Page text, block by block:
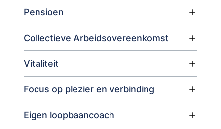
Pensioen
Collectieve Arbeidsovereenkomst
Vitaliteit
Focus op plezier en verbinding
Eigen loopbaancoach